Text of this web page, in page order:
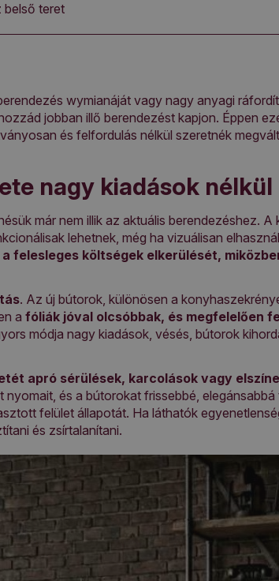
belső teret
wymianáját vagy nagy anyagi
jobban illő berendezést kapjon. Éppen
és felfordulás nélkül szeretnék
nagy kiadások nélkül
már nem illik az aktuális berendezéshez.
lehetnek, még ha vizuálisan
felesleges költségek elkerülését,
. Az új bútorok, különösen a
a fóliák jóval olcsóbbak, és megfelelően
módja nagy kiadások, vésés, bútorok
apró sérülések, karcolások vagy
és a bútorokat frissebbé, elegánsabbá
felület állapotát. Ha láthatók
és zsírtalanítani.